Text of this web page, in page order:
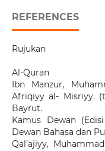
REFERENCES
Rujukan
Al-Quran
Ibn Manzur,
Afriqiyy al- Misriyy.
Bayrut.
Kamus Dewan
Dewan Bahasa dan
Qal’ajiyy,